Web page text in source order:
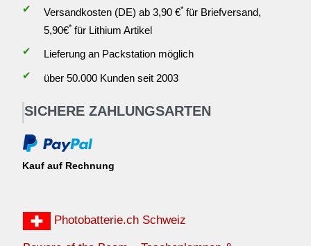
✔ Versandkosten (DE) ab 3,90 €*für Briefversand,
5,90€*für Lithium Artikel
✔
Lieferung an Packstation möglich
✔
über 50.000 Kunden seit 2003
SICHERE ZAHLUNGSARTEN
Kauf auf Rechnung
Photobatterie.ch Schweiz